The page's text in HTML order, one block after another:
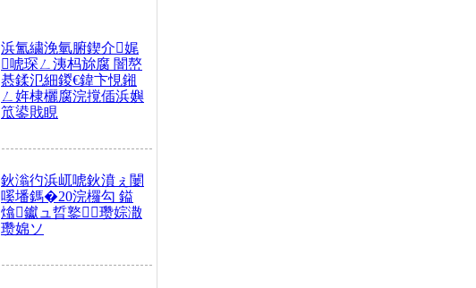
浜氳繍浼氫腑鍥介娓
唬琛ㄥ洟杩旀腐 闇嶅
惎鍒氾細鍐€鍏卞悓鎺
ㄥ姩棣欐腐浣撹偛浜嬩
笟鍙戝睍
鈥滃彴浜屼唬鈥濆ぇ闄
嗘墦鎷�20浣欏勾 鎰
熻钀ュ晢鐜瓒婃潵
瓒婂ソ